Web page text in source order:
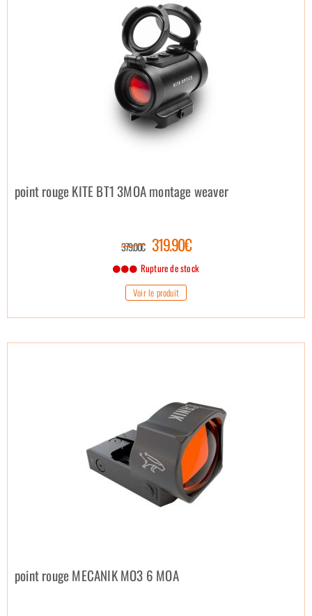
point rouge KITE BT1 3MOA montage weaver
379.00€ 319.90€
Rupture de stock
Voir le produit
point rouge MECANIK MO3 6 MOA